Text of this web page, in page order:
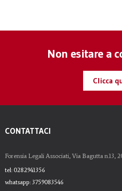
Non esitare a
Clicca
CONTATTACI
Forensia Legali Associati, Via Bagutta n.13,
tel: 0282941356
whatsapp: 3759083546